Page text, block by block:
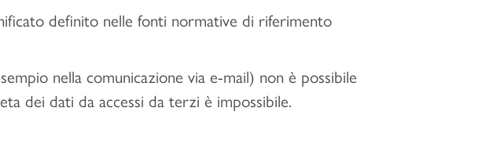
definito nelle fonti normative di riferimento
nella comunicazione via e-mail) non è possibile
dei dati da accessi da terzi è impossibile.